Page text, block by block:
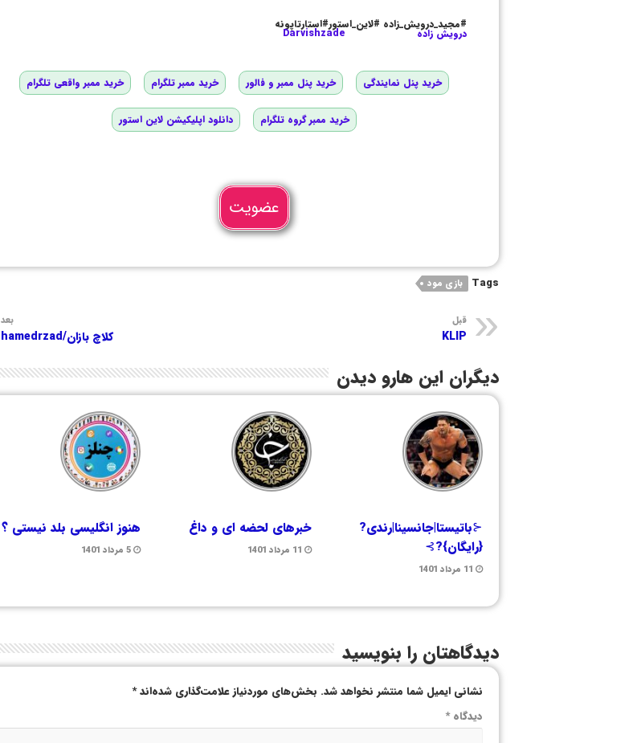
#مجید_درویش_زاده #لاین_استور#استارتاپونه
درویش زاده Darvishzade
خرید پنل نمایندگی خرید پنل ممبر و فالور خرید ممبر تلگرام خرید ممبر واقعی تلگرام
خرید ممبر گروه تلگرام دانلود اپلیکیشن لاین استور
عضویت
Tags بازی مود
قبل
KLIP
بعد
کلاچ بازان/hamedrzad
دیگران این هارو دیدن
⊰باتیستا|جانسینا|رندی?
{رایگان}?⊱
11 مرداد 1401
خبرهای لحضه ای و داغ
11 مرداد 1401
هنوز انگلیسی بلد نیستی ؟
5 مرداد 1401
دیدگاهتان را بنویسید
نشانی ایمیل شما منتشر نخواهد شد. بخش‌های موردنیاز علامت‌گذاری شده‌اند*
دیدگاه*